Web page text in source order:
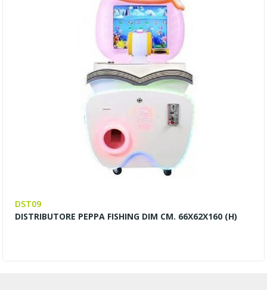
DST09
DISTRIBUTORE PEPPA FISHING DIM CM. 66X62X160 (H)